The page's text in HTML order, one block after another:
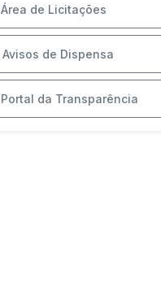
Área de Licitações
Avisos de Dispensa
Portal da Transparência